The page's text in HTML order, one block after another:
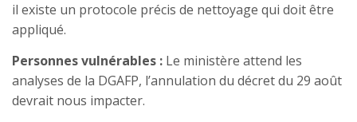
il existe un protocole précis de nettoyage qui doit être
appliqué.
Personnes vulnérables : Le ministère attend les
analyses de la DGAFP, l’annulation du décret du 29 août
devrait nous impacter.